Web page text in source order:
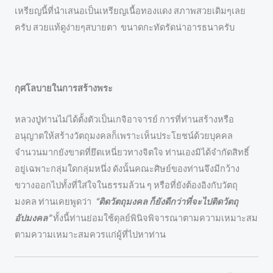
เหรียญนี้ที่นำเสนอเป็นเหรียญเนื้อทองแดง สภาพสวยเดิมๆเลย
ครับ สวยแท้ดูง่ายๆสบายตา ขนาดกะทัดรัดน่าอารธนาครับ
กุศโลบายในการสร้างพระ
หลวงปู่ท่านไม่ได้ตั้งตัวเป็นเกจิอาจารย์ การที่ท่านสร้างหรือ
อนุญาตให้สร้างวัตถุมงคลก็เพราะเห็นประโยชน์ด้วยบุคคล
จำนวนมากยังขาดที่ยึดเหนี่ยวทางจิตใจ ท่านเองมิได้จำกัดสิทธิ์
อยู่เฉพาะกลุ่มใดกลุ่มหนึ่ง ดังนั้นคณะศิษย์ของท่านจึงมีกว้าง
ขวางออกไปทั้งที่ใส่ใจในธรรมล้วน ๆ หรือที่ยังต้องอิงกับวัตถุ
มงคล ท่านเคยพูดว่า “ติดวัตถุมงคล ก็ยังดีกว่าที่จะไปติดวัตถุ
อัปมงคล”ทั้งนี้ท่านย่อมใช้ดุลย์พินิจพิจารณาตามความเหมาะสม
ตามความเหมาะสมควรแก่ผู้ที่ไปหาท่าน